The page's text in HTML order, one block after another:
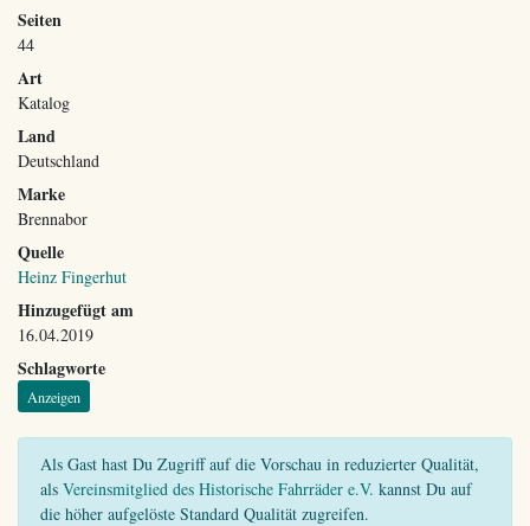
Seiten
44
Art
Katalog
Land
Deutschland
Marke
Brennabor
Quelle
Heinz Fingerhut
Hinzugefügt am
16.04.2019
Schlagworte
Anzeigen
Als Gast hast Du Zugriff auf die Vorschau in reduzierter Qualität,
als Vereinsmitglied des Historische Fahrräder e.V. kannst Du auf
die höher aufgelöste Standard Qualität zugreifen.